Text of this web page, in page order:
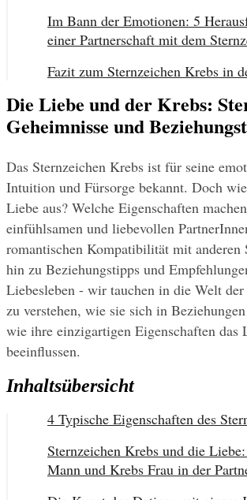
Im Bann der Emotionen: 5
einer Partnerschaft mit dem
Fazit zum Sternzeichen Krebs in
Die Liebe und der Krebs:
Geheimnisse und
Das Sternzeichen Krebs ist für seine
Intuition und Fürsorge bekannt. Doch
Liebe aus? Welche Eigenschaften
einfühlsamen und liebevollen
romantischen Kompatibilität mit anderen
hin zu Beziehungstipps und
Liebesleben - wir tauchen in die Welt
zu verstehen, wie sie sich in
wie ihre einzigartigen Eigenschaften das
beeinflussen.
Inhaltsübersicht
4 Typische Eigenschaften des
Sternzeichen Krebs und die
Mann und Krebs Frau in der